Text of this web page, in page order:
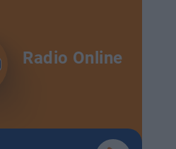
Radio Online